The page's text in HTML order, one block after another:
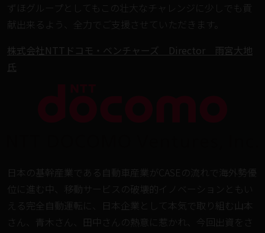
ずほグループとしてもこの壮大なチャレンジに少しでも貢
献出来るよう、全力でご支援させていただきます。
株式会社NTTドコモ・ベンチャーズ Director 雨宮大地
氏
日本の基幹産業である自動車産業がCASEの流れで海外勢優
位に進む中、移動サービスの破壊的イノベーションともい
える完全自動運転に、日本企業として本気で取り組む山本
さん、青木さん、田中さんの熱意に惹かれ、今回出資をさ